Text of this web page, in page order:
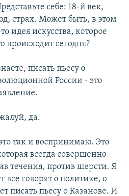
себе: 18-й век,
страх. Может быть, в этом
идея искусства, которое
происходит сегодня?
писать пьесу о
России - это
да.
так и воспринимаю. Это
всегда совершенно
течения, против шерсти. Я
все говорят о политике, о
писать пьесу о Казанове. И